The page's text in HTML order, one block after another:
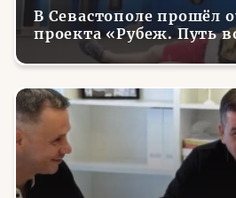
В Севастополе прошёл
проекта «Рубеж. Путь